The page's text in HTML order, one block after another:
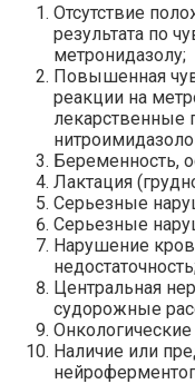
Отсутствие
результата по
метронидазолу;
Повышенная
реакции на
лекарственные
Беременность,
Лактация
Серьезные
Серьезные
Нарушение
Центральная
судорожные
Наличие или